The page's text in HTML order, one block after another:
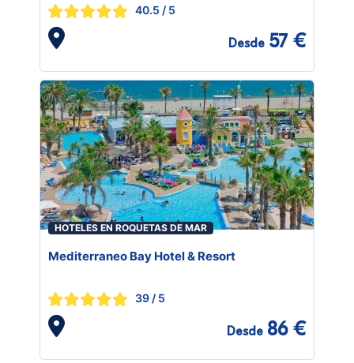
40.5 / 5
Desde 57 €
HOTELES EN ROQUETAS DE MAR
Mediterraneo Bay Hotel & Resort
39 / 5
Desde 86 €